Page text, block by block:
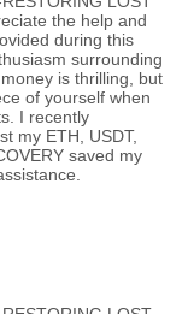
the help and
during this
surrounding
is thrilling, but
of yourself when
I recently
my ETH, USDT,
saved my